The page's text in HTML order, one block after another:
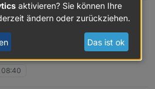
Cloud Assistenten-
08:40
aktivieren? Sie können Ihre
ändern oder zurückziehen.
Das ist ok